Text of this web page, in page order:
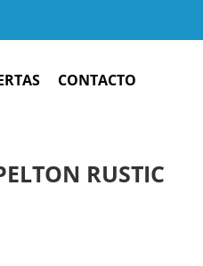
CONTACTO
RUSTIC